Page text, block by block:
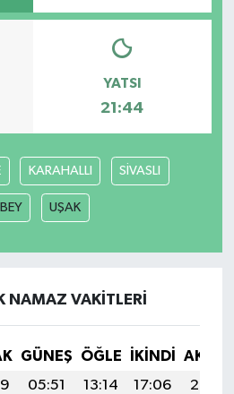
YATSI
21:44
KARAHALLI SİVASLI
UŞAK
NAMAZ VAKITLERI
GÜNEŞ ÖĞLE İKINDI
05:51 13:14 17:06
20:27